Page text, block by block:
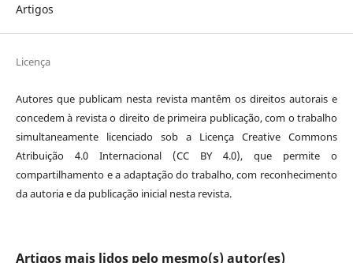
Artigos
Licença
Autores que publicam nesta revista mantêm os direitos autorais e
concedem à revista o direito de primeira publicação, com o trabalho
simultaneamente licenciado sob a Licença Creative Commons
Atribuição 4.0 Internacional (CC BY 4.0), que permite o
compartilhamento e a adaptação do trabalho, com reconhecimento
da autoria e da publicação inicial nesta revista.
Artigos mais lidos pelo mesmo(s) autor(es)